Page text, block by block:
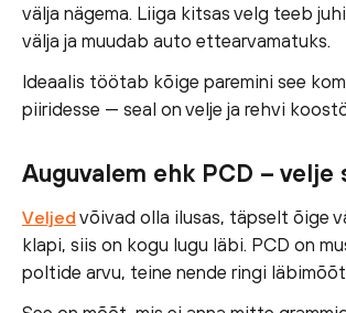
välja nägema. Liiga kitsas velg teeb
välja ja muudab auto ettearvamatuks.
Ideaalis töötab kõige paremini see
piiridesse — seal on velje ja rehvi
Auguvalem ehk PCD –
Veljed võivad olla ilusas, täpselt õige
klapi, siis on kogu lugu läbi. PCD on
poltide arvu, teine nende ringi